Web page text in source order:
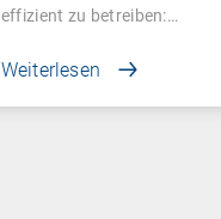
effizient zu betreiben:…
Weiterlesen